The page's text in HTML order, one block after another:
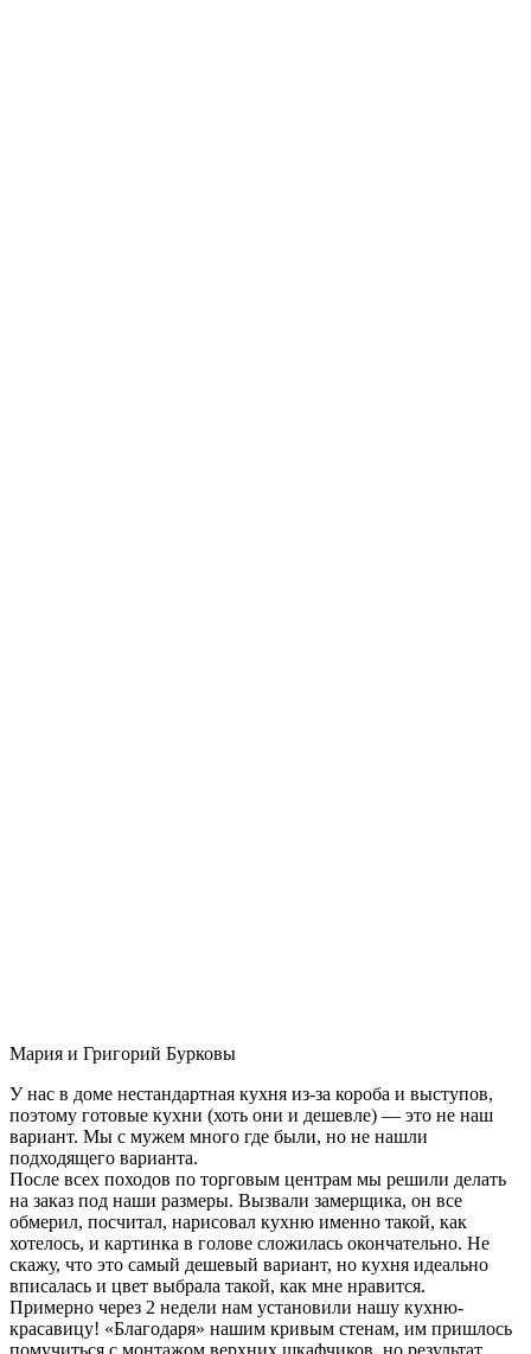
Мария и Григорий Бурковы
У нас в доме нестандартная кухня из-за короба и выступов,
поэтому готовые кухни (хоть они и дешевле) — это не наш
вариант. Мы с мужем много где были, но не нашли
подходящего варианта.
После всех походов по торговым центрам мы решили делать
на заказ под наши размеры. Вызвали замерщика, он все
обмерил, посчитал, нарисовал кухню именно такой, как
хотелось, и картинка в голове сложилась окончательно. Не
скажу, что это самый дешевый вариант, но кухня идеально
вписалась и цвет выбрала такой, как мне нравится.
Примерно через 2 недели нам установили нашу кухню-
красавицу! «Благодаря» нашим кривым стенам, им пришлось
помучиться с монтажом верхних шкафчиков, но результат